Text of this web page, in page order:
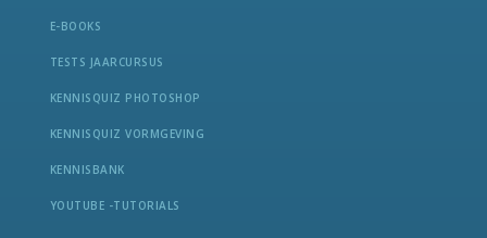
E-BOOKS
TESTS JAARCURSUS
KENNISQUIZ PHOTOSHOP
KENNISQUIZ VORMGEVING
KENNISBANK
YOUTUBE -TUTORIALS